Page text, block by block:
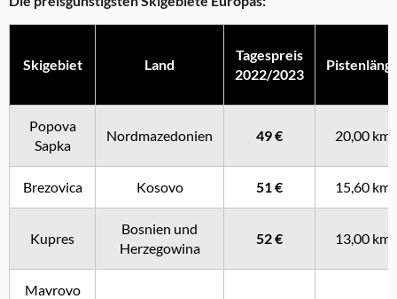
Skigebiet Land
Tagespreis
2022/2023
Popova
Sapka
Nordmazedonien 49 € 20,00 km
Brezovica Kosovo 51 € 15,60 km
Kupres
Bosnien und
Herzegowina
52 € 13,00 km
Mavrovo